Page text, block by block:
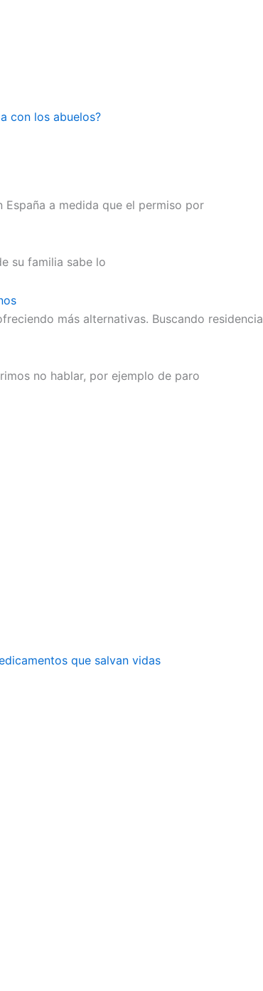
con los abuelos?
a medida que el permiso por
su familia sabe lo
más alternativas. Buscando residencia
no hablar, por ejemplo de paro
que salvan vidas